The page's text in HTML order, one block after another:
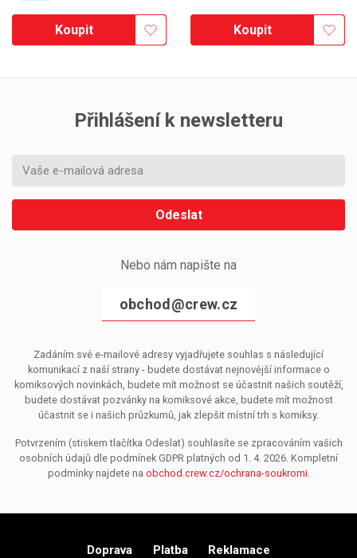
Koupit Koupit
Přihlášení k newsletteru
Odeslat
Nebo nám napište na
obchod@crew.cz
Zadáním své e-mailové adresy vyjadřujete souhlas s následující
komunikací z naší strany - budete dostávat nejnovější informace o
komiksových novinkách, budete mít možnost se účastnit našich soutěží,
budete dostávat pozvánky na komiksové akce, budete mít možnost
účastnit se i našich průzkumů, jak zlepšit místní trh s komiksy.
Potvrzením (stiskem tlačítka Odeslat) souhlasíte se zpracováním vašich
osobních údajů dle podmínek GDPR platných od 1. 4. 2026. Kompletní
podmínky najdete na obchod.crew.cz/ochrana-soukromi.
Doprava Platba
Reklamace